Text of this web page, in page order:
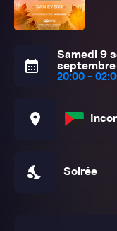
calendar_month
Samedi 9
20:00 -
location_on
nights_stay Soirée